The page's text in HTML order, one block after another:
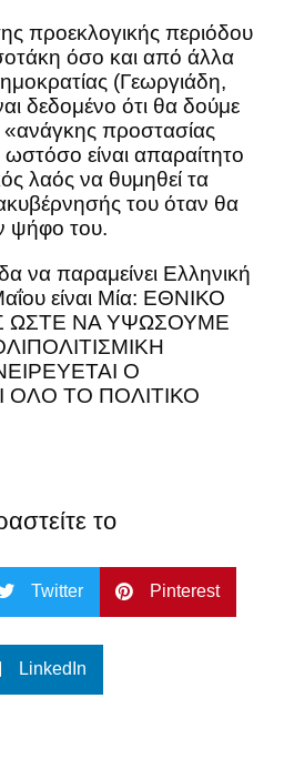
προεκλογικής περιόδου
όσο και από άλλα
(Γεωργιάδη,
δεδομένο ότι θα δούμε
«ανάγκης προστασίας
είναι απαραίτητο
λαός να θυμηθεί τα
του όταν θα
ψήφο του.
να παραμείνει Ελληνική
είναι Μία: ΕΘΝΙΚΟ
ΩΣΤΕ ΝΑ ΥΨΩΣΟΥΜΕ
Ο
ΟΛΟ ΤΟ ΠΟΛΙΤΙΚΟ
το
Twitter Pinterest
LinkedIn